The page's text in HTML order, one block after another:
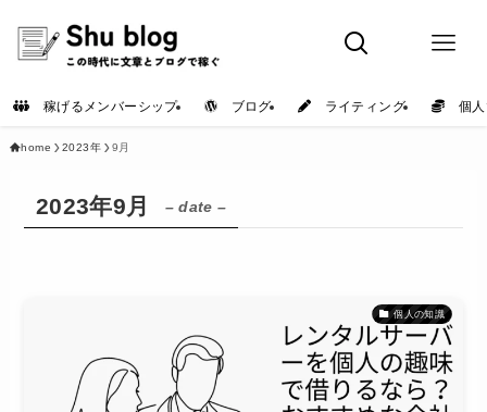
稼げるメンバーシップ ブログ ライティング 個人
home 2023年 9月
2023年9月 – date –
個人の知識